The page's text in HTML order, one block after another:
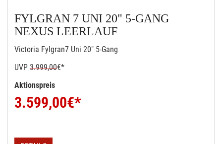
FYLGRAN 7 UNI 20" 5-GANG
NEXUS LEERLAUF
Victoria Fylgran7 Uni 20" 5-Gang
UVP 3.999,00€*
Aktionspreis
3.599,00€*